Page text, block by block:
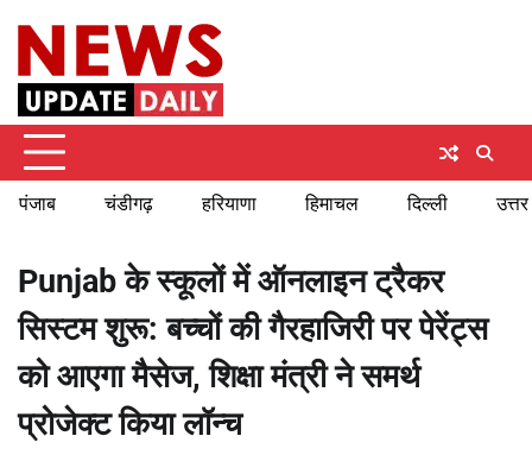
content
पंजाब चंडीगढ़ हरियाणा हिमाचल दिल्ली
Punjab के स्कूलों में ऑनलाइन ट्रैकर
सिस्टम शुरू: बच्चों की गैरहाजिरी पर पेरेंट्स
को आएगा मैसेज, शिक्षा मंत्री ने समर्थ
प्रोजेक्ट किया लॉन्च